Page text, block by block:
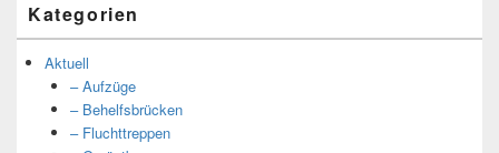
Kategorien
Aktuell
– Aufzüge
– Behelfsbrücken
– Fluchttreppen